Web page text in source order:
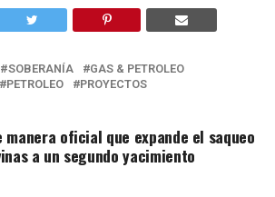
#SOBERANÍA
GAS & PETROLEO
PETROLEO PROYECTOS
manera oficial que expande el saqueo
a un segundo yacimiento